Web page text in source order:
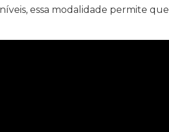
essa modalidade permite que